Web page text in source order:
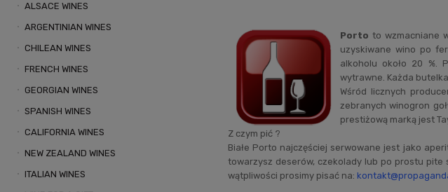
ALSACE WINES
ARGENTINIAN WINES
CHILEAN WINES
FRENCH WINES
GEORGIAN WINES
SPANISH WINES
CALIFORNIA WINES
NEW ZEALAND WINES
ITALIAN WINES
Porto to wzmacniane
uzyskiwane wino po
alkoholu około 20 %.
wytrawne. Każda
Wśród licznych
zebranych winogron
prestiżową marką jest
Z czym pić ?
Białe Porto najczęściej serwowane jest jako
towarzysz deserów, czekolady lub po prostu pite
wątpliwości prosimy pisać na: